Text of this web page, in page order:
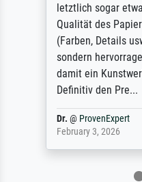
letztlich sogar
Qualität des
(Farben, Details
sondern
damit ein
Definitiv den Pre...
Dr. @ ProvenExpert
February 3, 2026